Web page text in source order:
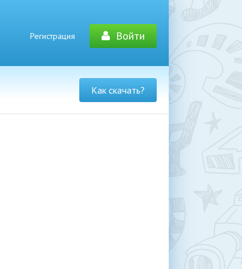
Регистрация Войти
Как скачать?